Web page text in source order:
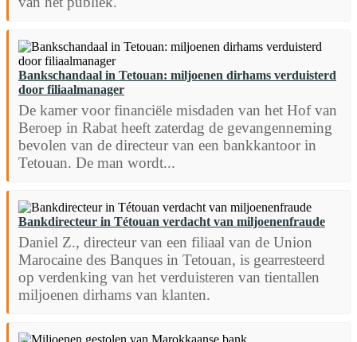
Bankschandaal in Tetouan: miljoenen dirhams verduisterd
door filiaalmanager
De kamer voor financiële misdaden van het Hof van
Beroep in Rabat heeft zaterdag de gevangenneming
bevolen van de directeur van een bankkantoor in
Tetouan. De man wordt...
Bankdirecteur in Tétouan verdacht van miljoenenfraude
Daniel Z., directeur van een filiaal van de Union
Marocaine des Banques in Tetouan, is gearresteerd
op verdenking van het verduisteren van tientallen
miljoenen dirhams van klanten.